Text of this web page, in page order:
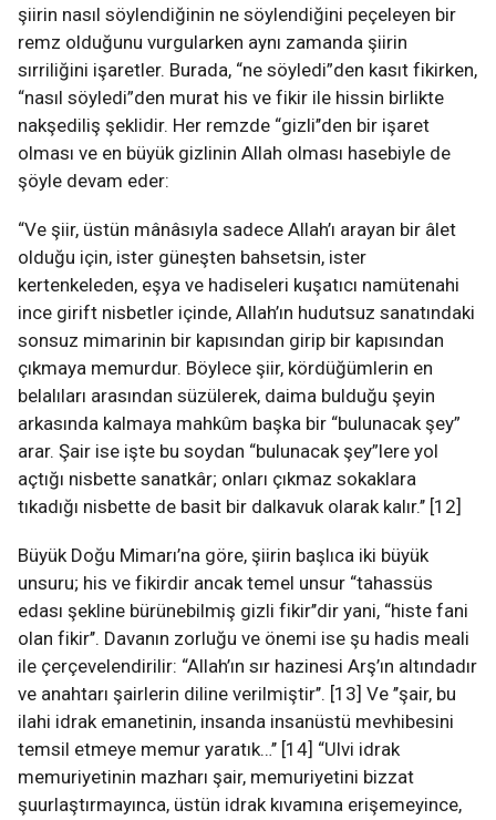
şiirin nasıl söylendiğinin ne söylendiğini peçeleyen bir
remz olduğunu vurgularken aynı zamanda şiirin
sırriliğini işaretler. Burada, “ne söyledi”den kasıt fikirken,
“nasıl söyledi”den murat his ve fikir ile hissin birlikte
nakşediliş şeklidir. Her remzde “gizli’’den bir işaret
olması ve en büyük gizlinin Allah olması hasebiyle de
şöyle devam eder:
“Ve şiir, üstün mânâsıyla sadece Allah’ı arayan bir âlet
olduğu için, ister güneşten bahsetsin, ister
kertenkeleden, eşya ve hadiseleri kuşatıcı namütenahi
ince girift nisbetler içinde, Allah’ın hudutsuz sanatındaki
sonsuz mimarinin bir kapısından girip bir kapısından
çıkmaya memurdur. Böylece şiir, kördüğümlerin en
belalıları arasından süzülerek, daima bulduğu şeyin
arkasında kalmaya mahkûm başka bir “bulunacak şey”
arar. Şair ise işte bu soydan “bulunacak şey”lere yol
açtığı nisbette sanatkâr; onları çıkmaz sokaklara
tıkadığı nisbette de basit bir dalkavuk olarak kalır.’’ [12]
Büyük Doğu Mimarı’na göre, şiirin başlıca iki büyük
unsuru; his ve fikirdir ancak temel unsur “tahassüs
edası şekline bürünebilmiş gizli fikir’’dir yani, “histe fani
olan fikir’’. Davanın zorluğu ve önemi ise şu hadis meali
ile çerçevelendirilir: “Allah’ın sır hazinesi Arş’ın altındadır
ve anahtarı şairlerin diline verilmiştir’’. [13] Ve ’’şair, bu
ilahi idrak emanetinin, insanda insanüstü mevhibesini
temsil etmeye memur yaratık…’’ [14] “Ulvi idrak
memuriyetinin mazharı şair, memuriyetini bizzat
şuurlaştırmayınca, üstün idrak kıvamına erişemeyince,